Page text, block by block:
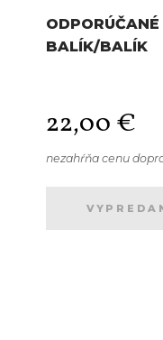
BALÍK/BALÍK
22,00 €
nezahŕňa cenu